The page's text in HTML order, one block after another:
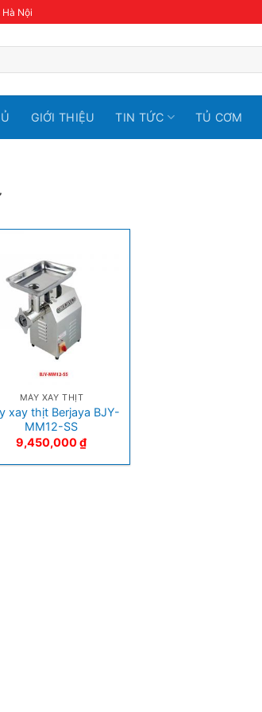
Nội
GIỚI THIỆU TIN TỨC TỦ CƠM
MÁY XAY THỊT
xay thịt Berjaya BJY-
MM12-SS
9,450,000₫